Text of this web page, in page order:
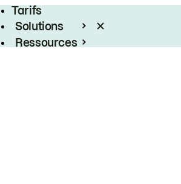
Tarifs
Solutions
Ressources